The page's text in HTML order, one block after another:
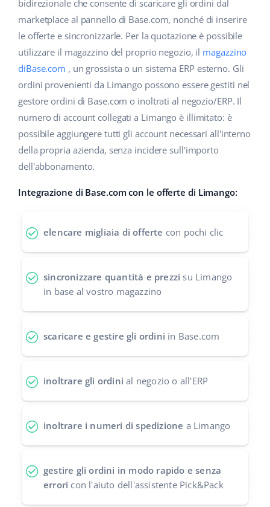
Gestione Spedizioni
Workflow Automation
Base Connect
AI per l'e-commerce
Prodotti per bambini
Elettronica
Automotive
Food&Grocery
Salute e bellezza
Moda
Centro Assistenza
Academy
Blog
Servizi
Audit dell'account
Altro
Collaborazione e partner
english (GB)
english (IN)
čeština
deutsch
Ελληνικά
Français
polski
bidirezionale che consente di scaricare gli ordini dal
marketplace al pannello di Base.com, nonché di inserire
le offerte e sincronizzarle. Per la quotazione è possibile
utilizzare il magazzino del proprio negozio, il magazzino
diBase.com , un grossista o un sistema ERP esterno. Gli
ordini provenienti da Limango possono essere gestiti nel
gestore ordini di Base.com o inoltrati al negozio/ERP. Il
numero di account collegati a Limango è illimitato: è
possibile aggiungere tutti gli account necessari all'interno
della propria azienda, senza incidere sull'importo
dell'abbonamento.
Integrazione di Base.com con le offerte di Limango:
elencare migliaia di offerte con pochi clic
sincronizzare quantità e prezzi su Limango
in base al vostro magazzino
scaricare e gestire gli ordini in Base.com
inoltrare gli ordini al negozio o all'ERP
inoltrare i numeri di spedizione a Limango
gestire gli ordini in modo rapido e senza
errori con l'aiuto dell'assistente Pick&Pack